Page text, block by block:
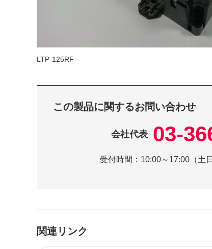
LTP-125RF
この製品に関するお問い合わせ
会社代表 03-
受付時間： 10:00～17:00（土
関連リンク